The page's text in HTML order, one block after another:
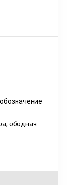
ободная